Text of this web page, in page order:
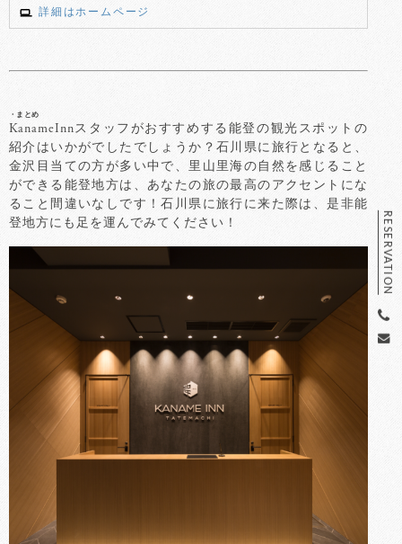
RESERVATION
詳細はホームページ
・まとめ
KanameInnスタッフがおすすめする能登の観光スポットの
紹介はいかがでしたでしょうか？石川県に旅行となると、
金沢目当ての方が多い中で、里山里海の自然を感じること
ができる能登地方は、あなたの旅の最高のアクセントにな
ること間違いなしです！石川県に旅行に来た際は、是非能
登地方にも足を運んでみてください！